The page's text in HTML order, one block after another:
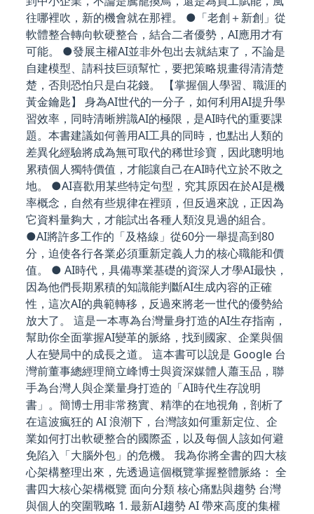
往哪裡吹，新的機會就在那裡。 ●「老創＋新創」從
軟體整合轉向軟硬整合，結合二者優勢，AI應用才有
可能。 ●發展主權AI並非外包出去就結束了，不論是
自建模型、請科技巨頭幫忙，要把策略規畫得清清楚
楚，否則恐怕只是白花錢。 【掌握個人學習、職涯的
黃金鑰匙】 身為AI世代的一分子，如何利用AI提升學
習效率，同時清晰辨識AI的極限，是AI時代的重要課
題。本書建議如何善用AI工具的同時，也點出人類的
差異化經驗將成為無可取代的稀世珍寶，因此聰明地
累積個人獨特價值，才能讓自己在AI時代立於不敗之
地。 ●AI喜歡用某些特定句型，究其原因在於AI是機
率概念，自然有些規律在裡頭，但反過來說，正因為
它資料量夠大，才能試出各種人類沒見過的組合。
●AI將許多工作的「及格線」從60分一舉提高到80
分，迫使各行各業必須重新定義人力的核心職能和價
值。 ● AI時代，具備專業基礎的資深人才學AI最快，
因為他們長期累積的知識能判斷AI生成內容的正確
性，這次AI的典範轉移，反過來將老一世代的優勢給
放大了。 這是一本專為台灣量身打造的AI生存指南，
幫助你全面掌握AI變革的脈絡，找到國家、企業與個
人在變局中的成長之道。 這本書可以說是 Google 台
灣前董事總經理簡立峰博士與資深媒體人蕭玉品，聯
手為台灣人與企業量身打造的「AI時代生存說明
書」。簡博士用非常務實、精準的在地視角，剖析了
在這波瘋狂的 AI 浪潮下，台灣該如何重新定位、企
業如何打出軟硬整合的國際盃，以及每個人該如何避
免陷入「大腦外包」的危機。 我為你將全書的四大核
心架構整理出來，先透過這個概覽掌握整體脈絡： 全
書四大核心架構概覽 面向分類 核心痛點與趨勢 台灣
與個人的突圍戰略 1. 最新AI趨勢 AI 帶來高度的集權